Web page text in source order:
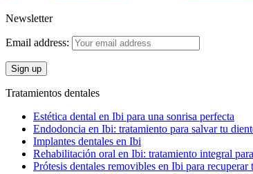
Newsletter
Email address:
Tratamientos dentales
Estética dental en Ibi para una sonrisa perfecta
Endodoncia en Ibi: tratamiento para salvar tu
Implantes dentales en Ibi
Rehabilitación oral en Ibi: tratamiento integral
Prótesis dentales removibles en Ibi para recuperar